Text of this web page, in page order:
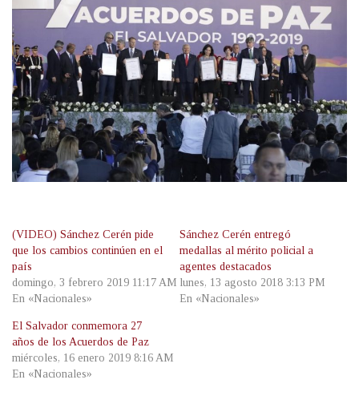
(VIDEO) Sánchez Cerén pide
que los cambios continúen en el
país
domingo, 3 febrero 2019 11:17 AM
En «Nacionales»
Sánchez Cerén entregó
medallas al mérito policial a
agentes destacados
lunes, 13 agosto 2018 3:13 PM
En «Nacionales»
El Salvador conmemora 27
años de los Acuerdos de Paz
miércoles, 16 enero 2019 8:16 AM
En «Nacionales»